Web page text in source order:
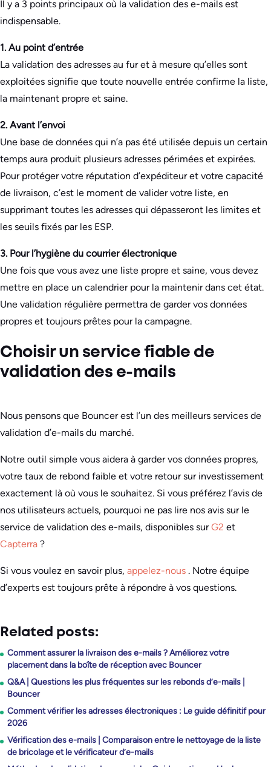
Il y a 3 points principaux où la validation des e-mails est
indispensable.
1. Au point d’entrée
La validation des adresses au fur et à mesure qu’elles sont
exploitées signifie que toute nouvelle entrée confirme la liste,
la maintenant propre et saine.
2. Avant l’envoi
Une base de données qui n’a pas été utilisée depuis un certain
temps aura produit plusieurs adresses périmées et expirées.
Pour protéger votre réputation d’expéditeur et votre capacité
de livraison, c’est le moment de valider votre liste, en
supprimant toutes les adresses qui dépasseront les limites et
les seuils fixés par les ESP.
3. Pour l’hygiène du courrier électronique
Une fois que vous avez une liste propre et saine, vous devez
mettre en place un calendrier pour la maintenir dans cet état.
Une validation régulière permettra de garder vos données
propres et toujours prêtes pour la campagne.
Choisir un service fiable de
validation des e-mails
Nous pensons que Bouncer est l’un des meilleurs services de
validation d’e-mails du marché.
Notre outil simple vous aidera à garder vos données propres,
votre taux de rebond faible et votre retour sur investissement
exactement là où vous le souhaitez. Si vous préférez l’avis de
nos utilisateurs actuels, pourquoi ne pas lire nos avis sur le
service de validation des e-mails, disponibles surG2 et
Capterra ?
Si vous voulez en savoir plus, appelez-nous . Notre équipe
d’experts est toujours prête à répondre à vos questions.
Related posts:
Comment assurer la livraison des e-mails ? Améliorez votre
placement dans la boîte de réception avec Bouncer
Q&A | Questions les plus fréquentes sur les rebonds d’e-mails |
Bouncer
Comment vérifier les adresses électroniques : Le guide définitif pour
2026
Vérification des e-mails | Comparaison entre le nettoyage de la liste
de bricolage et le vérificateur d’e-mails